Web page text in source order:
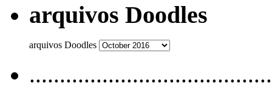
arquivos Doodles
arquivos Doodles